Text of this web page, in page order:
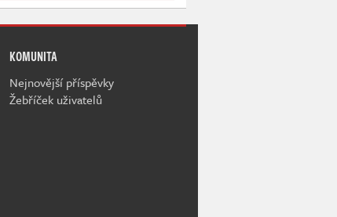
KOMUNITA
Nejnovější příspěvky
Žebříček uživatelů